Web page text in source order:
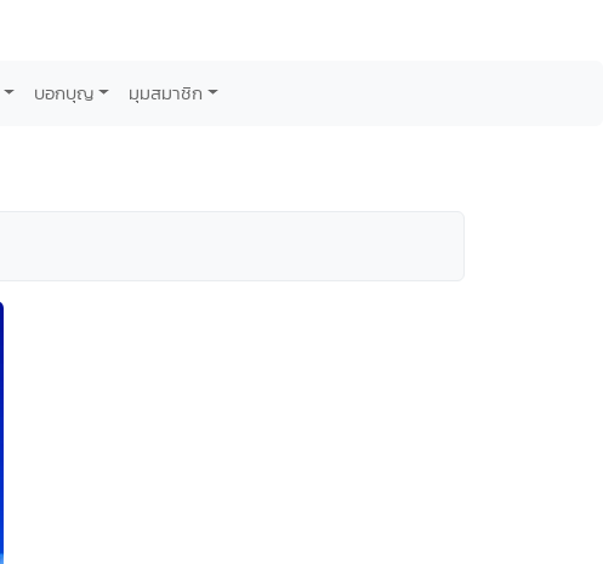
บอกบุญ มุมสมาชิก